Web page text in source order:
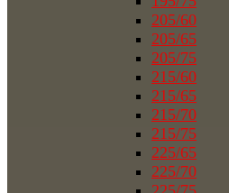
205/60
205/65
205/75
215/60
215/65
215/70
215/75
225/65
225/70